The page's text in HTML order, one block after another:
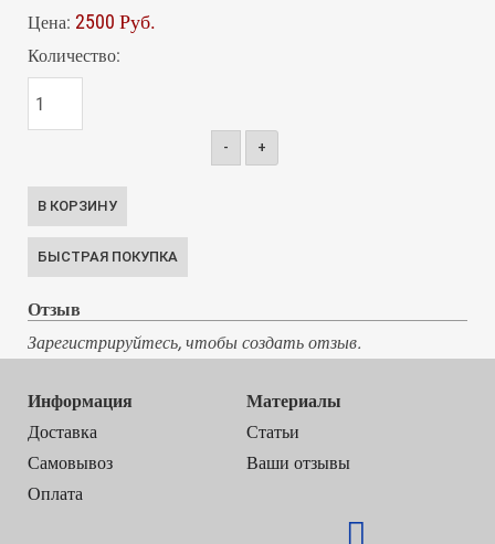
Цена: 2500 Руб.
Количество:
- +
Отзыв
Зарегистрируйтесь, чтобы создать отзыв.
Информация
Доставка
Самовывоз
Оплата
Материалы
Статьи
Ваши отзывы